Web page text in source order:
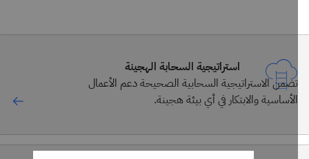
استراتيجية السحابة الهجينة
تضمن الاستراتيجية السحابية الصحيحة دعم الأعمال
الأساسية والابتكار في أي بيئة هجينة.